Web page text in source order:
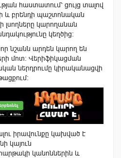
հաստատում՝ ցույց տալով
և բրենդի պաշտոնական
լսողները կարողանան
կեղծից։
նշանն արդեն կարող են
մոտ։ Վերիֆիկացման
ներդրումը կիրականացվի
իրավունքը կախված է
կայուն
կանոններին և